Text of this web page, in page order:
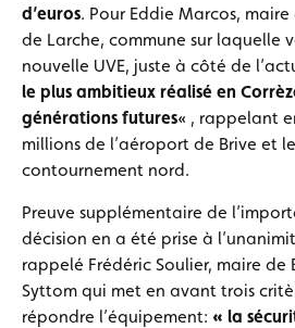
d’euros. Pour Eddie Marcos,
de Larche, commune sur laquelle
nouvelle UVE, juste à côté de
le plus ambitieux réalisé en
générations futures« , rappelant
millions de l’aéroport de Brive et
contournement nord.
Preuve supplémentaire de
décision en a été prise à
rappelé Frédéric Soulier, maire de
Syttom qui met en avant trois
répondre l’équipement: « la